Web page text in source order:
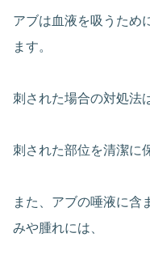
アブは血液を吸うため
ます。
刺された場合の対処法
刺された部位を清潔に
また、アブの唾液に含
みや腫れには、